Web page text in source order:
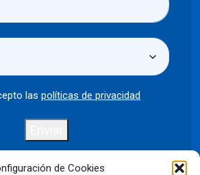
de Cookies
laspolíticas de privacidad